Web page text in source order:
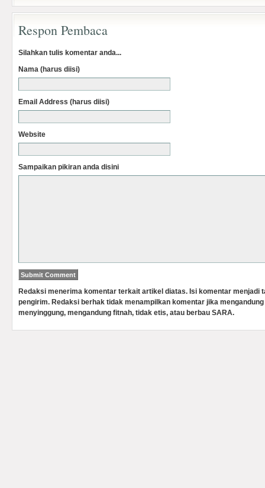
Respon Pembaca
Silahkan tulis komentar anda...
Nama (harus diisi)
Email Address (harus diisi)
Website
Sampaikan pikiran anda disini
Redaksi menerima komentar terkait artikel diatas. Isi komentar menjadi
pengirim. Redaksi berhak tidak menampilkan komentar jika
menyinggung, mengandung fitnah, tidak etis, atau berbau SARA.